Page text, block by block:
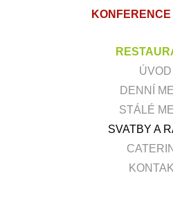
ÚVOD
DENNÍ
STÁLÉ
SVATBY A